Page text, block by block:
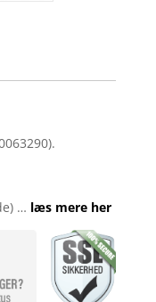
… læs mere her